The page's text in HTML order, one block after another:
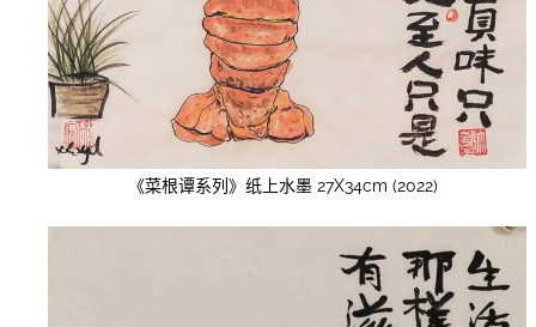
《菜根谭系列》纸上水墨 27X34cm (2022)